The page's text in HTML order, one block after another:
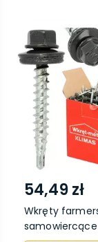
54,49 zł
Wkręty
samowiercące